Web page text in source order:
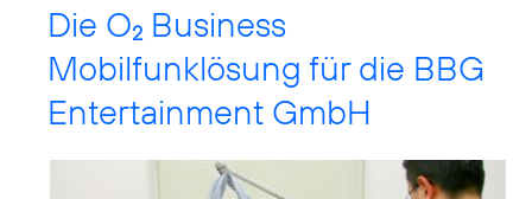
Die O2 Business
Mobilfunklösung für die BBG
Entertainment GmbH